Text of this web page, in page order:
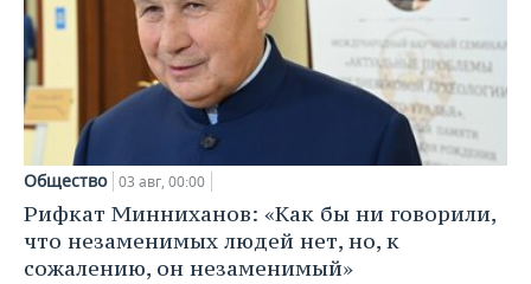
Общество 03 авг, 00:00
Рифкат Минниханов: «Как бы ни говорили,
что незаменимых людей нет, но, к
сожалению, он незаменимый»